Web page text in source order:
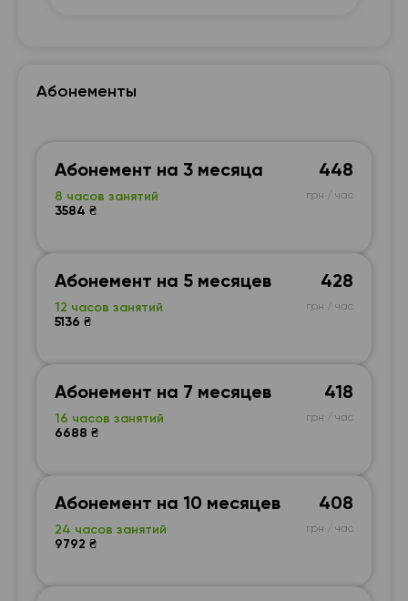
Абонементы
Абонемент на 3 месяца
8 часов занятий
3584 ₴
448
грн / час
Абонемент на 5 месяцев
12 часов занятий
5136 ₴
428
грн / час
Абонемент на 7 месяцев
16 часов занятий
6688 ₴
418
грн / час
Абонемент на 10 месяцев
24 часов занятий
9792 ₴
408
грн / час